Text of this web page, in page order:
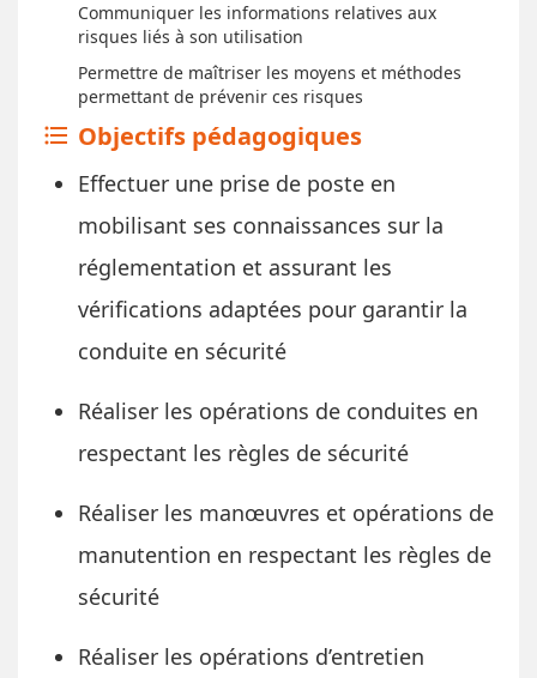
Communiquer les informations relatives aux
risques liés à son utilisation
Permettre de maîtriser les moyens et méthodes
permettant de prévenir ces risques
format_list_bulleted Objectifs pédagogiques
Effectuer une prise de poste en
mobilisant ses connaissances sur la
réglementation et assurant les
vérifications adaptées pour garantir la
conduite en sécurité
Réaliser les opérations de conduites en
respectant les règles de sécurité
Réaliser les manœuvres et opérations de
manutention en respectant les règles de
sécurité
Réaliser les opérations d’entretien